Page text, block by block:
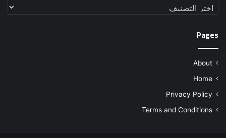
تصنيفات
Pages
About
Home
Privacy Policy
Terms and Conditions